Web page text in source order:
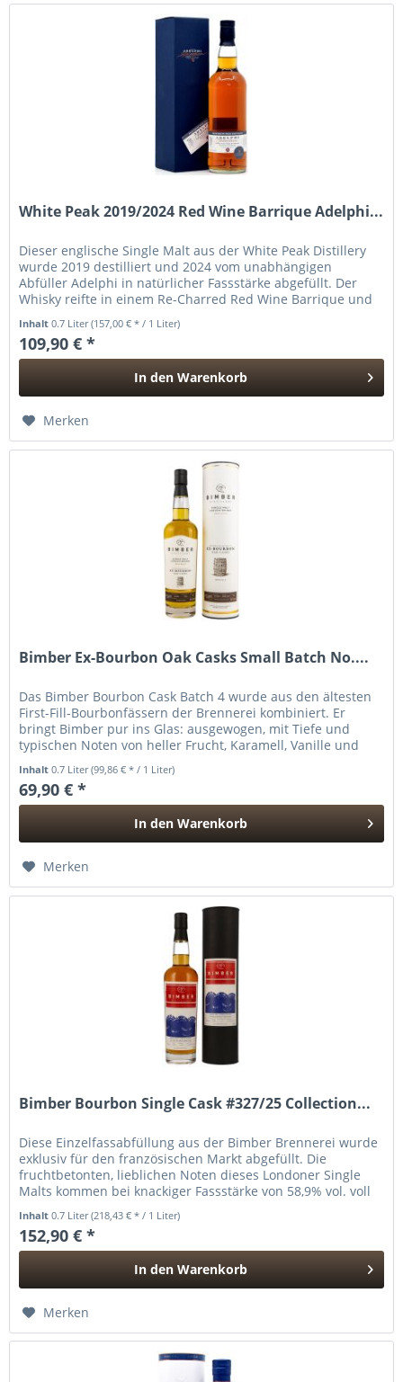
White Peak 2019/2024 Red Wine Barrique Adelphi...
Dieser englische Single Malt aus der White Peak Distillery
wurde 2019 destilliert und 2024 vom unabhängigen
Abfüller Adelphi in natürlicher Fassstärke abgefüllt. Der
Whisky reifte in einem Re-Charred Red Wine Barrique und
Inhalt0.7 Liter(157,00 € * / 1 Liter)
109,90 € *
In den Warenkorb
Merken
Bimber Ex-Bourbon Oak Casks Small Batch No....
Das Bimber Bourbon Cask Batch 4 wurde aus den ältesten
First-Fill-Bourbonfässern der Brennerei kombiniert. Er
bringt Bimber pur ins Glas: ausgewogen, mit Tiefe und
typischen Noten von heller Frucht, Karamell, Vanille und
Inhalt0.7 Liter(99,86 € * / 1 Liter)
69,90 € *
In den Warenkorb
Merken
Bimber Bourbon Single Cask #327/25 Collection...
Diese Einzelfassabfüllung aus der Bimber Brennerei wurde
exklusiv für den französischen Markt abgefüllt. Die
fruchtbetonten, lieblichen Noten dieses Londoner Single
Malts kommen bei knackiger Fassstärke von 58,9% vol. voll
Inhalt0.7 Liter(218,43 € * / 1 Liter)
152,90 € *
In den Warenkorb
Merken